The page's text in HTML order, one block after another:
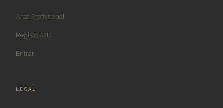
Área Profissional
Registo B2B
Entrar
LEGAL